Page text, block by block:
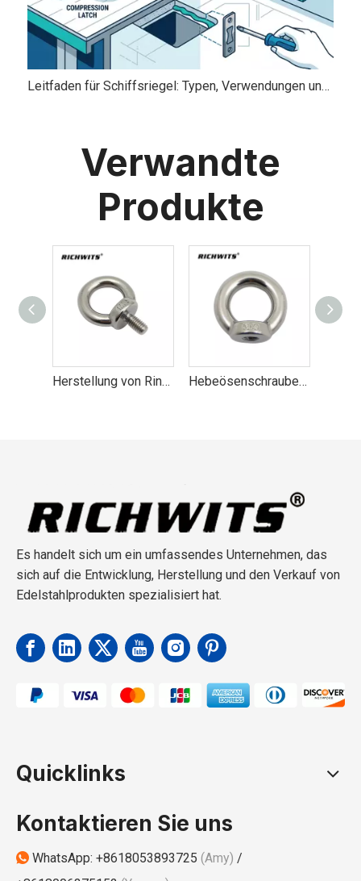
Leitfaden für Schiffsriegel: Typen, Verwendungen und Installation
Verwandte
Produkte
Herstellung von Ringschrauben aus Edelstahl DIN 580 Hebeösenschraube aus Edelstahl 304/316 mit Muttern DIN582 M5-M24
Es handelt sich um ein umfassendes Unternehmen, das
sich auf die Entwicklung, Herstellung und den Verkauf von
Edelstahlprodukten spezialisiert hat.
Quicklinks
Kontaktieren Sie uns
 WhatsApp: +8618053893725 (Amy) /